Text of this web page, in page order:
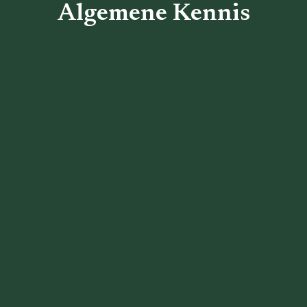
Algemene Kennis